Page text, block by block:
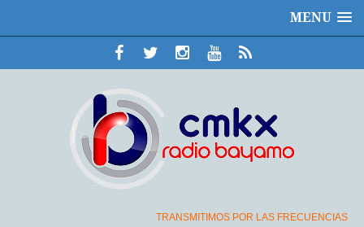
MENU
TRANSMITIMOS POR LAS FRECUENCIAS